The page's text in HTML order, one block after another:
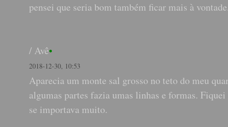
pensei que seria bom também ficar mais à vontade.
/ Avê•
2018-12-30, 10:53
Aparecia um monte sal grosso no teto do meu
algumas partes fazia umas linhas e formas.
se importava muito.